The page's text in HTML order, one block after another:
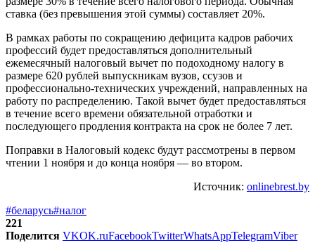
ставка (без превышения этой суммы) составляет 20%.
В рамках работы по сокращению дефицита кадров рабочих
профессий будет предоставляться дополнительный
ежемесячный налоговый вычет по подоходному налогу в
размере 620 рублей выпускникам вузов, ссузов и
профессионально-технических учреждений, направленных на
работу по распределению. Такой вычет будет предоставляться
в течение всего времени обязательной отработки и
последующего продления контракта на срок не более 7 лет.
Поправки в Налоговый кодекс будут рассмотрены в первом
чтении 1 ноября и до конца ноября — во втором.
Источник: onlinebrest.by
#беларусь#налог
221
Поделится VKOK.ruFacebookTwitterWhatsAppTelegramViber